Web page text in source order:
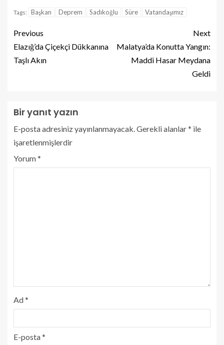
Tags: Başkan Deprem Sadıkoğlu Süre Vatandaşımız
Previous
Elazığ’da Çiçekçi Dükkanına
Taşlı Akın
Next
Malatya’da Konutta Yangın:
Maddi Hasar Meydana
Geldi
Bir yanıt yazın
E-posta adresiniz yayınlanmayacak.Gerekli alanlar* ile
işaretlenmişlerdir
Yorum*
Ad*
E-posta*